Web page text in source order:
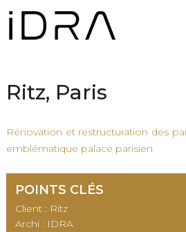
Ritz, Paris
Rénovation et restructuration des
emblématique palace parisien
POINTS CLÉS
Client : Ritz
Archi : IDRA